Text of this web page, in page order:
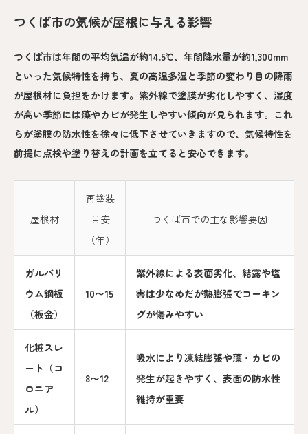
つくば市の気候が屋根に与える影響
つくば市は年間の平均気温が約14.5℃、年間降水量が約1,300mm
といった気候特性を持ち、夏の高温多湿と季節の変わり目の降雨
が屋根材に負担をかけます。紫外線で塗膜が劣化しやすく、湿度
が高い季節には藻やカビが発生しやすい傾向が見られます。これ
らが塗膜の防水性を徐々に低下させていきますので、気候特性を
前提に点検や塗り替えの計画を立てると安心できます。
屋根材
再塗装
目安
（年）
つくば市での主な影響要因
ガルバリ
ウム鋼板
（板金）
10〜15
紫外線による表面劣化、結露や塩
害は少なめだが熱膨張でコーキン
グが傷みやすい
化粧スレ
ート（コ
ロニア
ル）
8〜12
吸水により凍結膨張や藻・カビの
発生が起きやすく、表面の防水性
維持が重要